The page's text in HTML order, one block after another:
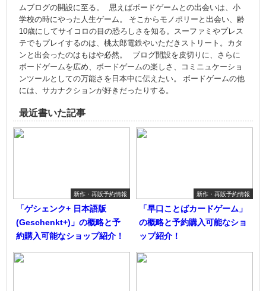
ムブログの開設に至る。 思えばボードゲームとの出会いは、小
学校の時にやった人生ゲーム。 そこからモノポリーと出会い、齢
10歳にしてサイコロの目の恐ろしさを知る。スーファミやプレス
テでもプレイするのは、桃太郎電鉄やいただきストリート。カタ
ンと出会ったのはもはや必然。 ブログ開設を皮切りに、さらに
ボードゲームを広め、ボードゲームの楽しさ、コミニュケーショ
ンツールとしての万能さを日本中に伝えたい。 ボードゲームの他
には、サカナクションが好きだったりする。
最近書いた記事
新作・再販予約情報
「ゲシェンク+ 日本語版
(Geschenkt+)」の概略と予
約購入可能なショップ紹介！
新作・再販予約情報
「早口ことばカードゲーム」
の概略と予約購入可能なショ
ップ紹介！